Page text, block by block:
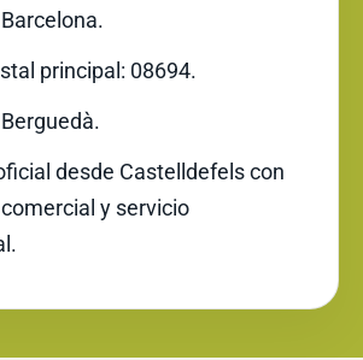
principal: 08694.
desde Castelldefels con
y servicio